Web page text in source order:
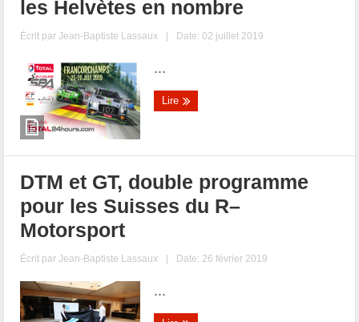
les Helvètes en nombre
Écrit parJean-Baptiste Lassaux | Date: 02 juillet 2019
...
Lire
DTM et GT, double programme
pour les Suisses du R–
Motorsport
Écrit parJean-Baptiste Lassaux | Date: 26 février 2019
...